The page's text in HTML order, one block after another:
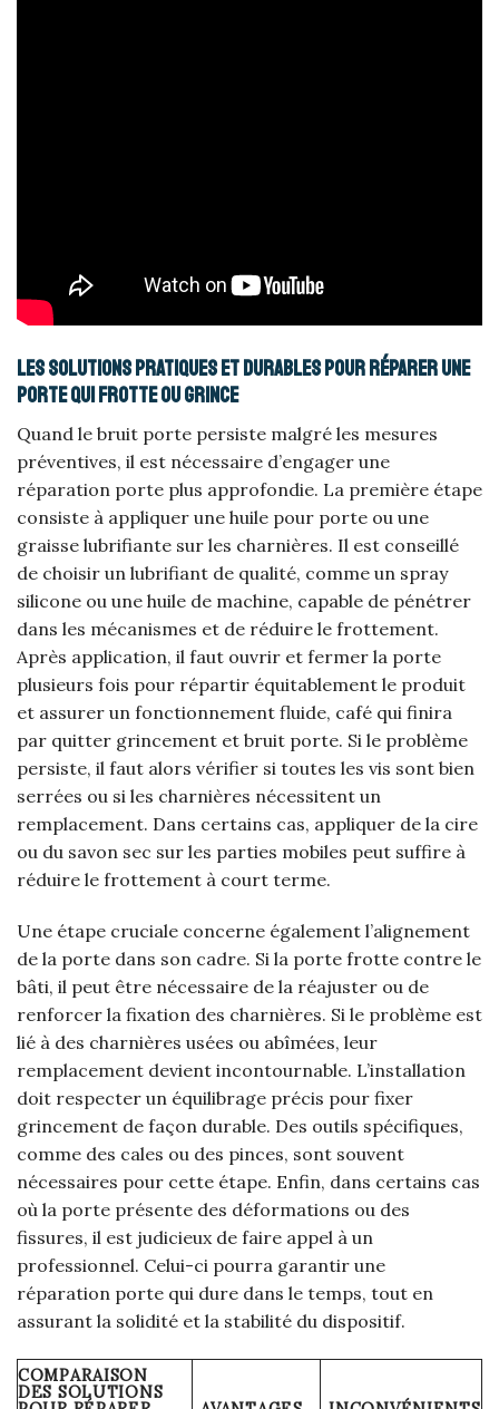
Les solutions pratiques et durables pour réparer une
porte qui frotte ou grince
Quand le bruit porte persiste malgré les mesures
préventives, il est nécessaire d’engager une
réparation porte plus approfondie. La première étape
consiste à appliquer une huile pour porte ou une
graisse lubrifiante sur les charnières. Il est conseillé
de choisir un lubrifiant de qualité, comme un spray
silicone ou une huile de machine, capable de pénétrer
dans les mécanismes et de réduire le frottement.
Après application, il faut ouvrir et fermer la porte
plusieurs fois pour répartir équitablement le produit
et assurer un fonctionnement fluide, café qui finira
par quitter grincement et bruit porte. Si le problème
persiste, il faut alors vérifier si toutes les vis sont bien
serrées ou si les charnières nécessitent un
remplacement. Dans certains cas, appliquer de la cire
ou du savon sec sur les parties mobiles peut suffire à
réduire le frottement à court terme.
Une étape cruciale concerne également l’alignement
de la porte dans son cadre. Si la porte frotte contre le
bâti, il peut être nécessaire de la réajuster ou de
renforcer la fixation des charnières. Si le problème est
lié à des charnières usées ou abîmées, leur
remplacement devient incontournable. L’installation
doit respecter un équilibrage précis pour fixer
grincement de façon durable. Des outils spécifiques,
comme des cales ou des pinces, sont souvent
nécessaires pour cette étape. Enfin, dans certains cas
où la porte présente des déformations ou des
fissures, il est judicieux de faire appel à un
professionnel. Celui-ci pourra garantir une
réparation porte qui dure dans le temps, tout en
assurant la solidité et la stabilité du dispositif.
COMPARAISON
DES SOLUTIONS